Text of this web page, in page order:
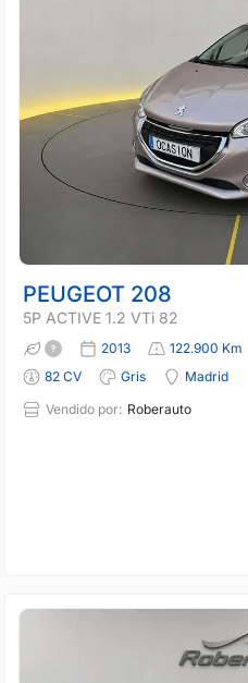
PEUGEOT 208
5P ACTIVE 1.2 VTi 82
2013 122.900 Km
82 CV
Gris
Madrid
Vendido por: Roberauto